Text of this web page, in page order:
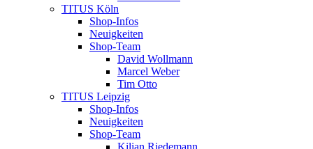
TITUS Köln
Shop-Infos
Neuigkeiten
Shop-Team
David Wollmann
Marcel Weber
Tim Otto
TITUS Leipzig
Shop-Infos
Neuigkeiten
Shop-Team